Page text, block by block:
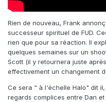
Rien de nouveau, Frank
successeur spirituel de FUD.
rien que pour sa réaction. Il
quelques semaines sur un
Scott (il y retournera juste
effectivement un changement
Ce sera " à l'échelle Halo" dit
regards complices entre Dan